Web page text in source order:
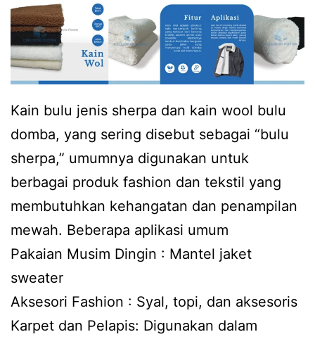
Kain bulu jenis sherpa dan kain wool bulu
domba, yang sering disebut sebagai “bulu
sherpa,” umumnya digunakan untuk
berbagai produk fashion dan tekstil yang
membutuhkan kehangatan dan penampilan
mewah. Beberapa aplikasi umum
Pakaian Musim Dingin : Mantel jaket
sweater
Aksesori Fashion : Syal, topi, dan aksesoris
Karpet dan Pelapis: Digunakan dalam